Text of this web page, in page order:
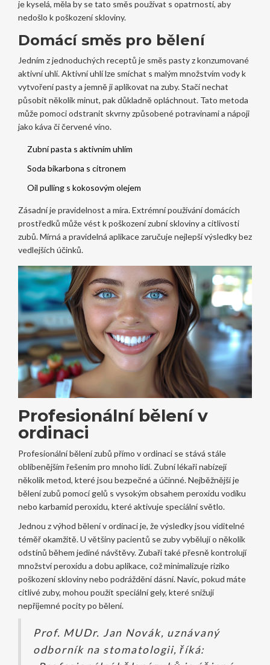
je kyselá, měla by se tato směs používat s opatrností, aby
nedošlo k poškození skloviny.
Domácí směs pro bělení
Jedním z jednoduchých receptů je směs pasty z konzumované
aktivní uhlí. Aktivní uhlí lze smíchat s malým množstvím vody k
vytvoření pasty a jemně ji aplikovat na zuby. Stačí nechat
působit několik minut, pak důkladně opláchnout. Tato metoda
může pomoci odstranit skvrny způsobené potravinami a nápoji
jako káva či červené víno.
Zubní pasta s aktivním uhlím
Soda bikarbona s citronem
Oil pulling s kokosovým olejem
Zásadní je pravidelnost a míra. Extrémní používání domácích
prostředků může vést k poškození zubní skloviny a citlivosti
zubů. Mírná a pravidelná aplikace zaručuje nejlepší výsledky bez
vedlejších účinků.
Profesionální bělení v
ordinaci
Profesionální bělení zubů přímo v ordinaci se stává stále
oblíbenějším řešením pro mnoho lidí. Zubní lékaři nabízejí
několik metod, které jsou bezpečné a účinné. Nejběžnější je
bělení zubů pomocí gelů s vysokým obsahem peroxidu vodíku
nebo karbamid peroxidu, které aktivuje speciální světlo.
Jednou z výhod bělení v ordinaci je, že výsledky jsou viditelné
téměř okamžitě. U většiny pacientů se zuby vybělují o několik
odstínů během jediné návštěvy. Zubaři také přesně kontrolují
množství peroxidu a dobu aplikace, což minimalizuje riziko
poškození skloviny nebo podráždění dásní. Navíc, pokud máte
citlivé zuby, mohou použít speciální gely, které snižují
nepříjemné pocity po bělení.
Prof. MUDr. Jan Novák, uznávaný
odborník na stomatologii, říká: